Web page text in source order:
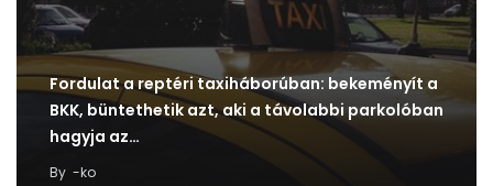
Fordulat a reptéri taxiháborúban: bekeményít a
BKK, büntethetik azt, aki a távolabbi parkolóban
hagyja az…
By -ko